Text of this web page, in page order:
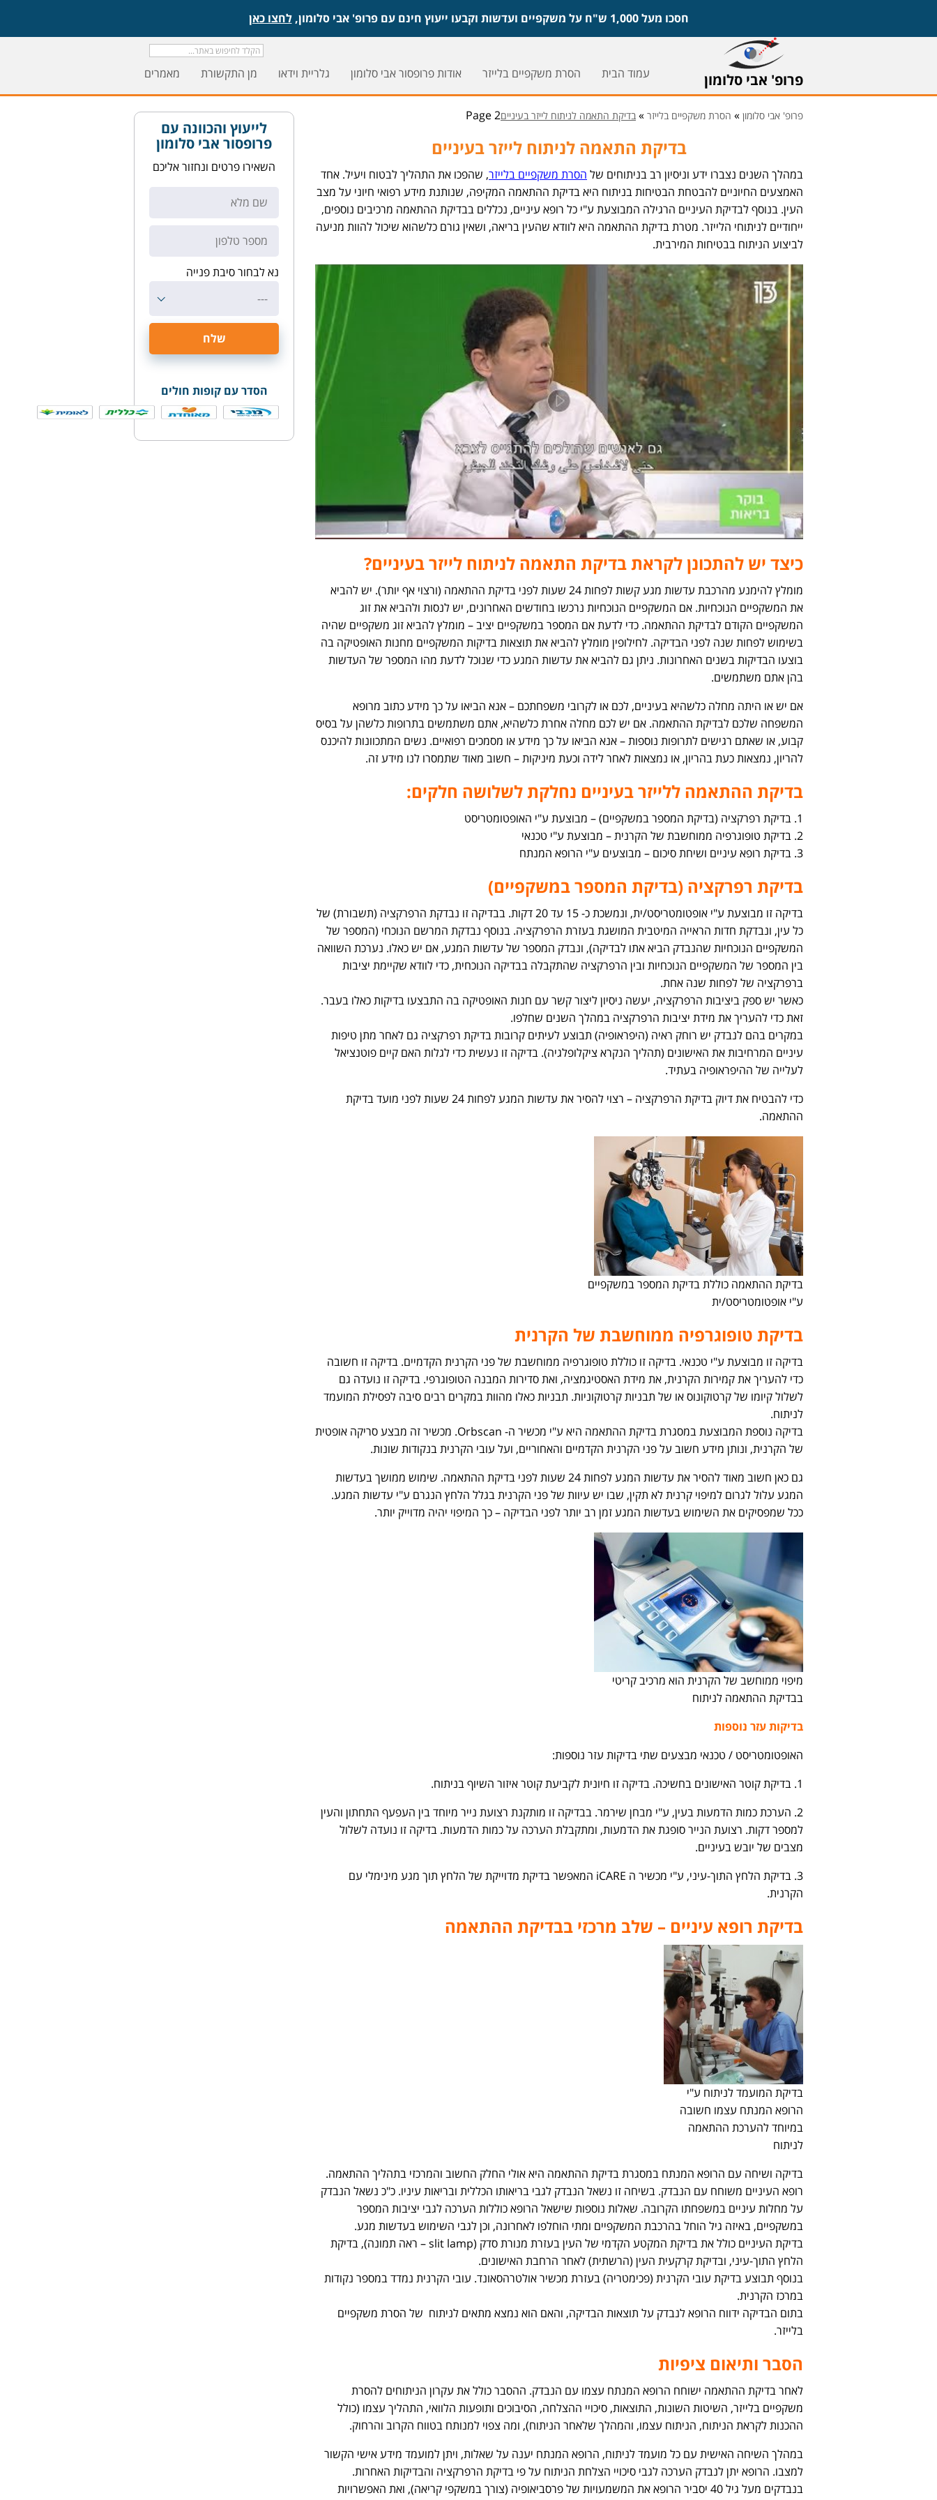
חסכו מעל 1,000 ש"ח על משקפיים ועדשות וקבעו ייעוץ חינם עם פרופ' אבי סלומון, לחצו כאן
פרופ' אבי סלומון עמוד הבית הסרת משקפיים בלייזר אודות פרופסור אבי סלומון גלריית וידאו מן התקשורת מאמרים
פרופ' אבי סלומון » הסרת משקפיים בלייזר » בדיקת התאמה לניתוח לייזר בעינייםPage 2
בדיקת התאמה לניתוח לייזר בעיניים
במהלך השנים נצברו ידע וניסיון רב בניתוחים של הסרת משקפיים בלייזר, שהפכו את התהליך לבטוח ויעיל. אחד
האמצעים החיוניים להבטחת הבטיחות בניתוח היא בדיקת ההתאמה המקיפה, שנותנת מידע רפואי חיוני על מצב
העין. בנוסף לבדיקת העיניים הרגילה המבוצעת ע"י כל רופא עיניים, נכללים בבדיקת ההתאמה מרכיבים נוספים,
ייחודיים לניתוחי הלייזר. מטרת בדיקת ההתאמה היא לוודא שהעין בריאה, ושאין גורם כלשהוא שיכול להוות מניעה
לביצוע הניתוח בבטיחות המירבית.
כיצד יש להתכונן לקראת בדיקת התאמה לניתוח לייזר בעיניים?
מומלץ להימנע מהרכבת עדשות מגע קשות לפחות 24 שעות לפני בדיקת ההתאמה (ורצוי אף יותר). יש להביא
את המשקפיים הנוכחיות. אם המשקפיים הנוכחיות נרכשו בחודשים האחרונים, יש לנסות ולהביא את זוג
המשקפיים הקודם לבדיקת ההתאמה. כדי לדעת אם המספר במשקפיים יציב – מומלץ להביא זוג משקפיים שהיה
בשימוש לפחות שנה לפני הבדיקה. לחילופין מומלץ להביא את תוצאות בדיקות המשקפיים מחנות האופטיקה בה
בוצעו הבדיקות בשנים האחרונות. ניתן גם להביא את עדשות המגע כדי שנוכל לדעת מהו המספר של העדשות
בהן אתם משתמשים.
אם יש או היתה מחלה כלשהיא בעיניים, לכם או לקרובי משפחתכם – אנא הביאו על כך מידע כתוב מרופא
המשפחה שלכם לבדיקת ההתאמה. אם יש לכם מחלה אחרת כלשהיא, אתם משתמשים בתרופות כלשהן על בסיס
קבוע, או שאתם רגישים לתרופות נוספות – אנא הביאו על כך מידע או מסמכים רפואיים. נשים המתכוונות להיכנס
להריון, נמצאות כעת בהריון, או נמצאות לאחר לידה וכעת מיניקות – חשוב מאוד שתמסרו לנו מידע זה.
בדיקת ההתאמה ללייזר בעיניים נחלקת לשלושה חלקים:
1. בדיקת רפרקציה (בדיקת המספר במשקפיים) – מבוצעת ע"י האופטומטריסט
2. בדיקת טופוגרפיה ממוחשבת של הקרנית – מבוצעת ע"י טכנאי
3. בדיקת רופא עיניים ושיחת סיכום – מבוצעים ע"י הרופא המנתח
בדיקת רפרקציה (בדיקת המספר במשקפיים)
בדיקה זו מבוצעת ע"י אופטומטריסט/ית, ונמשכת כ- 15 עד 20 דקות. בבדיקה זו נבדקת הרפרקציה (תשבורת) של
כל עין, ונבדקת חדות הראייה המיטבית המושגת בעזרת הרפרקציה. בנוסף נבדקת המרשם הנוכחי (המספר של
המשקפיים הנוכחיות שהנבדק הביא אתו לבדיקה), ונבדק המספר של עדשות המגע, אם יש כאלו. נערכת השוואה
בין המספר של המשקפיים הנוכחיות ובין הרפרקציה שהתקבלה בבדיקה הנוכחית, כדי לוודא שקיימת יציבות
ברפרקציה של לפחות שנה אחת.
כאשר יש ספק ביציבות הרפרקציה, יעשה ניסיון ליצור קשר עם חנות האופטיקה בה התבצעו בדיקות כאלו בעבר.
זאת כדי להעריך את מידת יציבות הרפרקציה במהלך השנים שחלפו.
במקרים בהם לנבדק יש רוחק ראיה (היפראופיה) תבוצע לעיתים קרובות בדיקת רפרקציה גם לאחר מתן טיפות
עיניים המרחיבות את האישונים (תהליך הנקרא ציקלופלגיה). בדיקה זו נעשית כדי לגלות האם קיים פוטנציאל
לעלייה של ההיפראופיה בעתיד.
כדי להבטיח את דיוק בדיקת הרפרקציה – רצוי להסיר את עדשות המגע לפחות 24 שעות לפני מועד בדיקת
ההתאמה.
בדיקת ההתאמה כוללת בדיקת המספר במשקפיים
ע"י אופטומטריסט/ית
בדיקת טופוגרפיה ממוחשבת של הקרנית
בדיקה זו מבוצעת ע"י טכנאי. בדיקה זו כוללת טופוגרפיה ממוחשבת של פני הקרנית הקדמיים. בדיקה זו חשובה
כדי להעריך את קמירות הקרנית, את מידת האסטיגמציה, ואת סדירות המבנה הטופוגרפי. בדיקה זו נועדה גם
לשלול קיומו של קרטוקונוס או של תבניות קרטוקוניות. תבניות כאלו מהוות במקרים רבים סיבה לפסילת המועמד
לניתוח.
בדיקה נוספת המבוצעת במסגרת בדיקת ההתאמה היא ע"י מכשיר ה- Orbscan. מכשיר זה מבצע סריקה אופטית
של הקרנית, ונותן מידע חשוב על פני הקרנית הקדמיים והאחוריים, ועל עובי הקרנית בנקודות שונות.
גם כאן חשוב מאוד להסיר את עדשות המגע לפחות 24 שעות לפני בדיקת ההתאמה. שימוש ממושך בעדשות
המגע עלול לגרום למיפוי קרנית לא תקין, שבו יש עיוות של פני הקרנית בגלל הלחץ הנגרם ע"י עדשות המגע.
ככל שמפסיקים את השימוש בעדשות המגע זמן רב יותר לפני הבדיקה – כך המיפוי יהיה מדוייק יותר.
מיפוי ממוחשב של הקרנית הוא מרכיב קריטי
בבדיקת ההתאמה לניתוח
בדיקות עזר נוספות
האופטומטריסט / טכנאי מבצעים שתי בדיקות עזר נוספות:
1. בדיקת קוטר האישונים בחשיכה. בדיקה זו חיונית לקביעת קוטר איזור השיוף בניתוח.
2. הערכת כמות הדמעות בעין, ע"י מבחן שירמר. בבדיקה זו מותקנת רצועת נייר מיוחד בין העפעף התחתון והעין
למספר דקות. רצועת הנייר סופגת את הדמעות, ומתקבלת הערכה על כמות הדמעות. בדיקה זו נועדה לשלול
מצבים של יובש בעיניים.
3. בדיקת הלחץ התוך-עיני, ע"י מכשיר ה iCARE המאפשר בדיקת מדוייקת של הלחץ תוך מגע מינימלי עם
הקרנית.
בדיקת רופא עיניים – שלב מרכזי בבדיקת ההתאמה
בדיקת המועמד לניתוח ע"י
הרופא המנתח עצמו חשובה
במיוחד להערכת ההתאמה
לניתוח
בדיקה ושיחה עם הרופא המנתח במסגרת בדיקת ההתאמה היא אולי החלק החשוב והמרכזי בתהליך ההתאמה.
רופא העיניים משוחח עם הנבדק. בשיחה זו נשאל הנבדק לגבי בריאותו הכללית ובריאות עיניו. כ"כ נשאל הנבדק
על מחלות עיניים במשפחתו הקרובה. שאלות נוספות שישאל הרופא כוללות הערכה לגבי יציבות המספר
במשקפיים, באיזה גיל הוחל בהרכבת המשקפיים ומתי הוחלפו לאחרונה, וכן לגבי השימוש בעדשות מגע.
בדיקת העיניים כולל את בדיקת המקטע הקדמי של העין בעזרת מנורת סדק (slit lamp – ראה תמונה), בדיקת
הלחץ התוך-עיני, ובדיקת קרקעית העין (הרשתית) לאחר הרחבת האישונים.
בנוסף תבוצע בדיקת עובי הקרנית (פכימטריה) בעזרת מכשיר אולטרהסאונד. עובי הקרנית נמדד במספר נקודות
במרכז הקרנית.
בתום הבדיקה ידווח הרופא לנבדק על תוצאות הבדיקה, והאם הוא נמצא מתאים לניתוח של הסרת משקפיים
בלייזר.
הסבר ותיאום ציפיות
לאחר בדיקת ההתאמה ישוחח הרופא המנתח עצמו עם הנבדק. ההסבר כולל את עקרון הניתוחים להסרת
משקפיים בלייזר, השיטות השונות, התוצאות, סיכויי ההצלחה, הסיבוכים ותופעות הלוואי, התהליך עצמו (כולל
ההכנות לקראת הניתוח, הניתוח עצמו, והמהלך שלאחר הניתוח), ומה צפוי למנותח בטווח הקרוב והרחוק.
במהלך השיחה האישית עם כל מועמד לניתוח, הרופא המנתח יענה על שאלות, ויתן למועמד מידע אישי הקשור
למצבו. הרופא יתן לנבדק הערכה לגבי סיכויי הצלחת הניתוח על פי בדיקת הרפרקציה והבדיקות האחרות.
בנבדקים מעל גיל 40 יסביר הרופא את המשמעויות של פרסביאופיה (צורך במשקפי קריאה), ואת האפשרויות
לייעוץ והכוונה עם
פרופסור אבי סלומון
השאירו פרטים ונחזור אליכם
נא לבחור סיבת פנייה
---
הסדר עם קופות חולים